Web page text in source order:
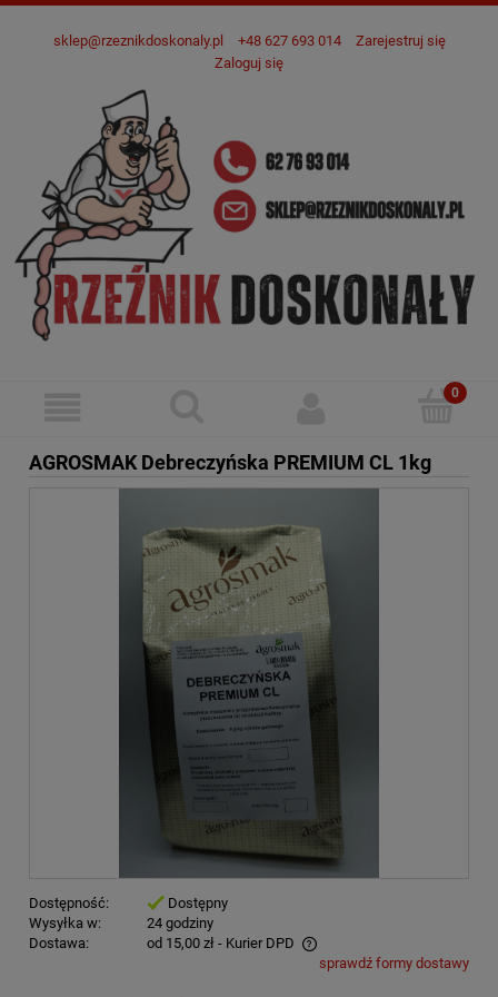
sklep@rzeznikdoskonaly.pl +48 627 693 014
Zarejestruj się
Zaloguj się
AGROSMAK Debreczyńska PREMIUM CL 1kg
Dostępność:
Dostępny
Wysyłka w:
24 godziny
Dostawa:
od 15,00 zł - Kurier DPD
Cena nie zawiera ewentualnych kosztów płatnościsprawdź formy dostawy